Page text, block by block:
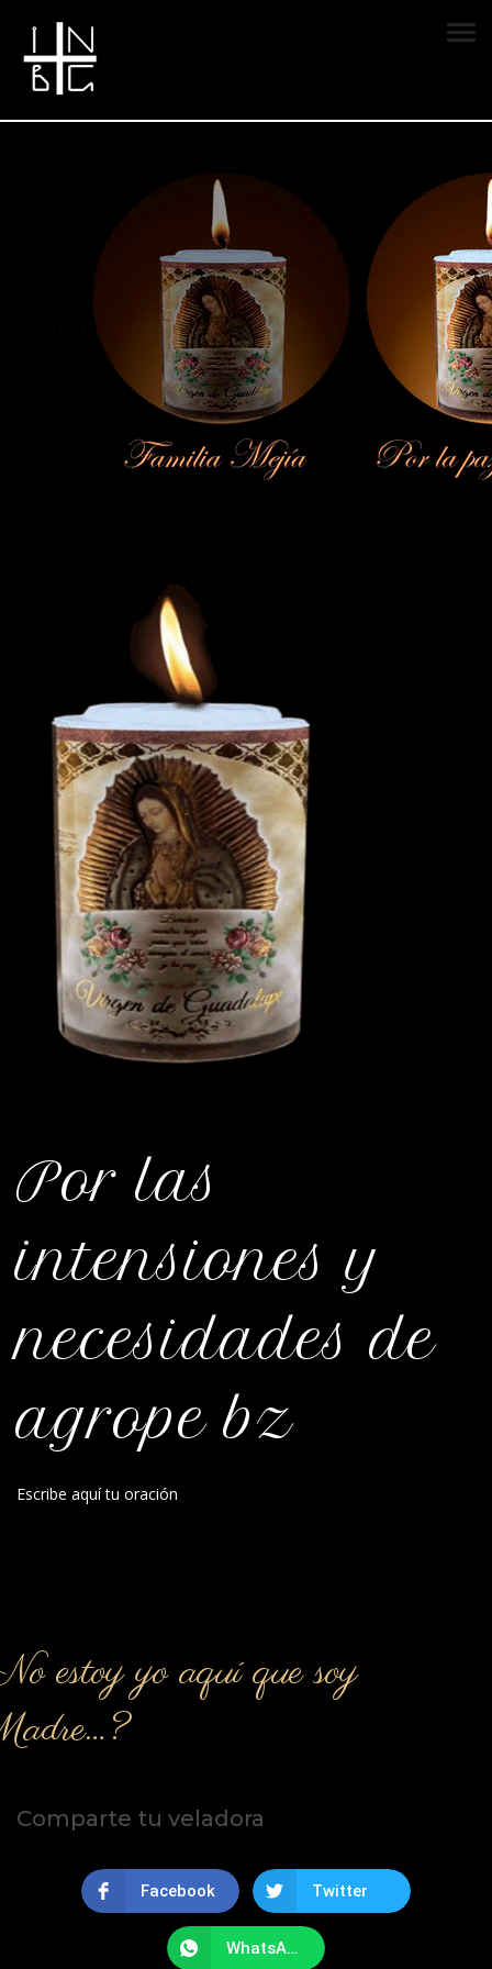
Vela encendida
Por las
intensiones y
necesidades de
agrope bz
Escribe aquí tu oración
estoy yo aquí que soy
Comparte tu veladora
Facebook Twitter
WhatsApp